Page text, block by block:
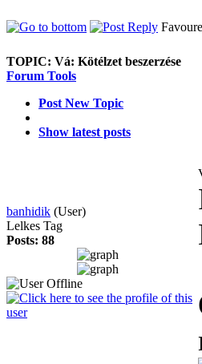
TOPIC: Vá: Kötélzet beszerzése
Forum Tools
Post New Topic
Show latest posts
banhidik (User)
Lelkes Tag
Posts: 88